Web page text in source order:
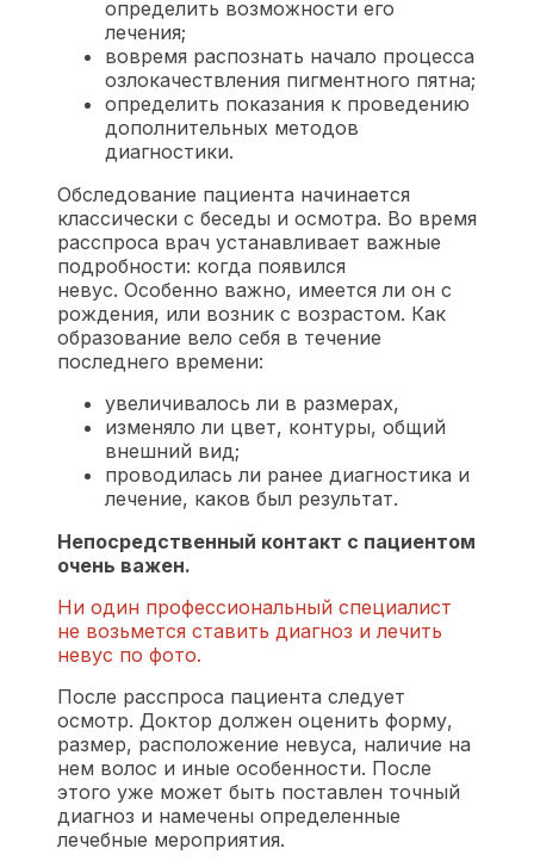
определить возможности его
лечения;
вовремя распознать начало процесса
озлокачествления пигментного пятна;
определить показания к проведению
дополнительных методов
диагностики.
Обследование пациента начинается
классически с беседы и осмотра. Во время
расспроса врач устанавливает важные
подробности: когда появился
невус. Особенно важно, имеется ли он с
рождения, или возник с возрастом. Как
образование вело себя в течение
последнего времени:
увеличивалось ли в размерах,
изменяло ли цвет, контуры, общий
внешний вид;
проводилась ли ранее диагностика и
лечение, каков был результат.
Непосредственный контакт с пациентом
очень важен.
Ни один профессиональный специалист
не возьмется ставить диагноз и лечить
невус по фото.
После расспроса пациента следует
осмотр. Доктор должен оценить форму,
размер, расположение невуса, наличие на
нем волос и иные особенности. После
этого уже может быть поставлен точный
диагноз и намечены определенные
лечебные мероприятия.